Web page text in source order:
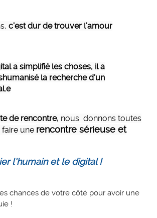
c'est dur de trouver l'amour
a simplifié les choses, il a
la recherche d'un
de rencontre, nous donnons toutes
une rencontre sérieuse et
l'humain et le digital !
chances de votre côté pour avoir une
!